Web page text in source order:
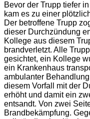
Bevor der Trupp tiefer
kam es zu einer
Der betroffene Trupp
dieser Durchzündung
Kollege aus diesem
brandverletzt. Alle
gesichtet, ein Kollege
ein Krankenhaus
ambulanter
diesem Vorfall mit der
erhöht und damit ein
entsandt. Von zwei
Brandbekämpfung.